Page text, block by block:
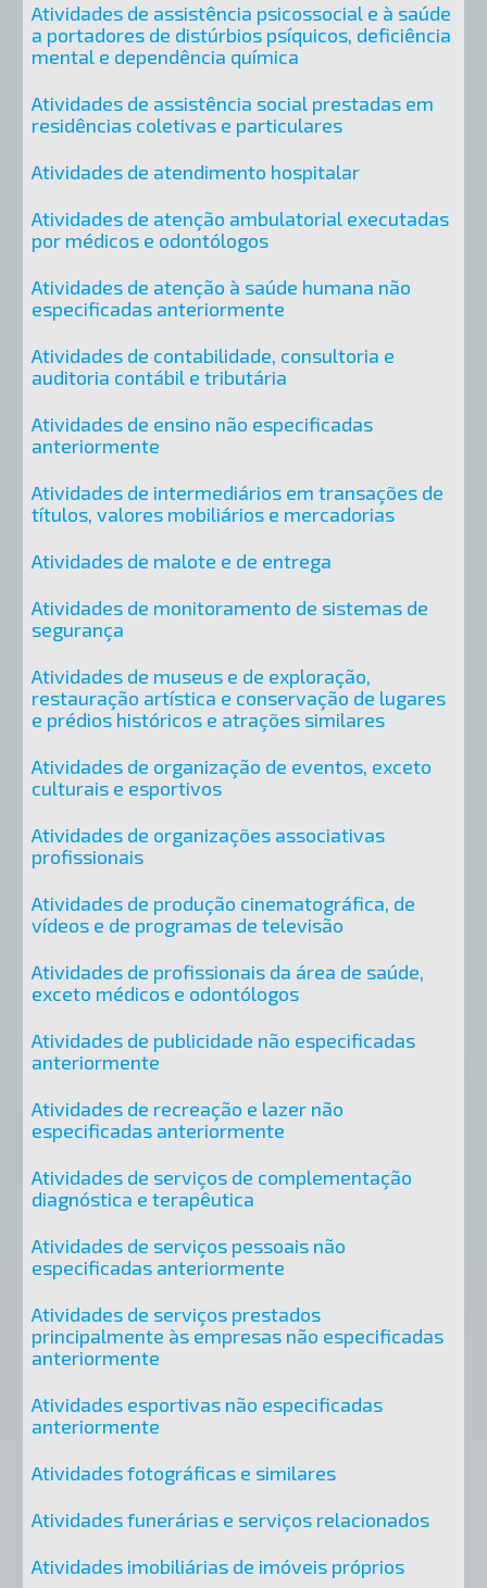
Atividades de assistência psicossocial e à saúde
a portadores de distúrbios psíquicos, deficiência
mental e dependência química
Atividades de assistência social prestadas em
residências coletivas e particulares
Atividades de atendimento hospitalar
Atividades de atenção ambulatorial executadas
por médicos e odontólogos
Atividades de atenção à saúde humana não
especificadas anteriormente
Atividades de contabilidade, consultoria e
auditoria contábil e tributária
Atividades de ensino não especificadas
anteriormente
Atividades de intermediários em transações de
títulos, valores mobiliários e mercadorias
Atividades de malote e de entrega
Atividades de monitoramento de sistemas de
segurança
Atividades de museus e de exploração,
restauração artística e conservação de lugares
e prédios históricos e atrações similares
Atividades de organização de eventos, exceto
culturais e esportivos
Atividades de organizações associativas
profissionais
Atividades de produção cinematográfica, de
vídeos e de programas de televisão
Atividades de profissionais da área de saúde,
exceto médicos e odontólogos
Atividades de publicidade não especificadas
anteriormente
Atividades de recreação e lazer não
especificadas anteriormente
Atividades de serviços de complementação
diagnóstica e terapêutica
Atividades de serviços pessoais não
especificadas anteriormente
Atividades de serviços prestados
principalmente às empresas não especificadas
anteriormente
Atividades esportivas não especificadas
anteriormente
Atividades fotográficas e similares
Atividades funerárias e serviços relacionados
Atividades imobiliárias de imóveis próprios